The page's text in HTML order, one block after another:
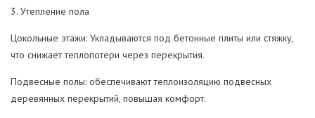
3. Утепление пола
Цокольные этажи: Укладываются под бетонные плиты или стяжку,
что снижает теплопотери через перекрытия.
Подвесные полы: обеспечивают теплоизоляцию подвесных
деревянных перекрытий, повышая комфорт.